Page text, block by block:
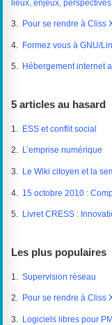
lieux, enjeux,
3. Pour se rendre à Cliss
4. Formez vous à GNU/
5. Hébergement internet
5 articles au hasard
1. ESS et conflit social
2. L’emprise numérique
3. Le Wiki citoyen et la
4. 15 octobre 2010 :
5. Livret CRESS :
Les plus populaires
1.Supervision réseau
2. Pour se rendre à Cliss
3. Logiciels libres pour